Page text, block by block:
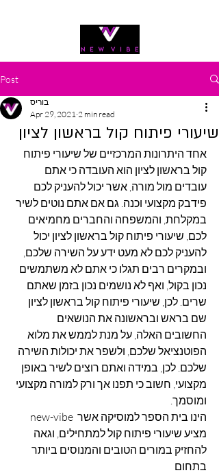
Post
שיעורי פיתוח קול בראשון לציון
בוריס
Apr 29, 2021 2 min read
אחד היתרונות המרכזיים של שיעורי פיתוח
קול בראשון לציון הוא העובדה כי אתם
עובדים מול מורה, אשר יכול להעניק לכם
פידבק מקצועי וכנה. גם אם אתם נוטים לשיר
במקלחת, והמשפחה והחברים מחמיאים
לכם, שיעורי פיתוח קול בראשון לציון יכול
להעניק לכם לא מעט ידע על השירה שלכם,
ובמקרים רבים תגלו כי אתם לא משתמשים
נכון בקול, ואף לא נושמים נכון בזמן שאתם
שרים. לכן, שיעורי פיתוח קול בראשון לציון
שם בראש ובראשונה את הנושאים
החשובים האלה, על מנת לממש את מלוא
הפוטנציאל שלכם, ולשפר את יכולות השירה
שלכם. לכן, במידה ואתם רוצים לשיר באופן
מקצועי, חשוב כי תפנו אך ורק למורה מקצועי
ומוסמך.
new-vibe הינו בית הספר למוסיקה אשר
מציע שיעורי פיתוח קול למתחילים, וגאה
להחזיק במורים הטובים והמנוסים ביותר
בתחום